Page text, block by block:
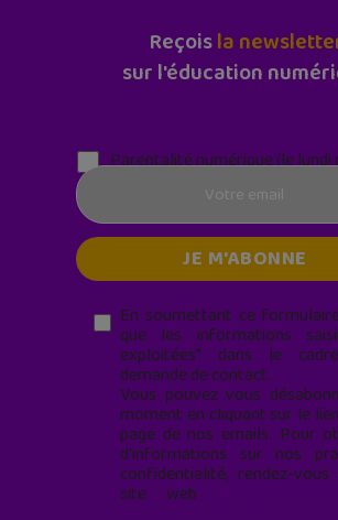
Reçoisla
sur l'éducation
Parentalité numérique (le lundi
En soumettant ce
que les informations
exploitées* dans le
demande de contact.
Vous pouvez vous
moment en cliquant sur le
page de nos emails. Pour
d'informations sur nos
confidentialité, rendez-
site web